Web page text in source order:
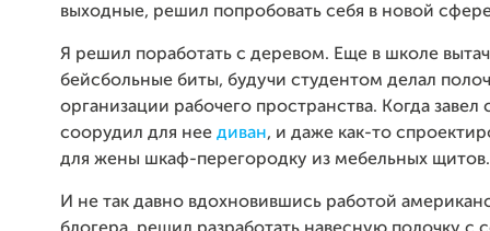
выходные, решил попробовать себя в новой
Я решил поработать с деревом. Еще в школе
бейсбольные биты, будучи студентом делал
организации рабочего пространства. Когда завел
соорудил для нее диван, и даже как-то
для жены шкаф-перегородку из мебельных щитов.
И не так давно вдохновившись работой